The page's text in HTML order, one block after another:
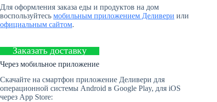
Для оформления заказа еды и продуктов на дом
воспользуйтесь мобильным приложением Деливери или
официальным сайтом.
Заказать доставку
Через мобильное приложение
Скачайте на смартфон приложение Деливери для
операционной системы Android в Google Play, для iOS
через App Store: